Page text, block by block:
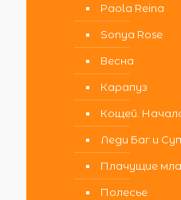
Paola Reina
Sonya Rose
Весна
Карапуз
Кощей.
Леди Баг и
Плачущие
Полесье